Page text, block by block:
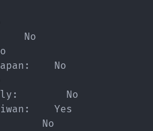
No
No
No
Yes
No